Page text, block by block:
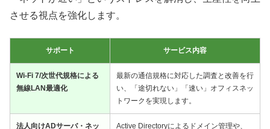
させる視点を強化します。
サポート サービス内容
Wi-Fi 7/次世代規格による
無線LAN最適化
最新の通信規格に対応した調査と改善を行
い、「途切れない」「速い」オフィスネッ
トワークを実現します。
法人向けADサーバ・ネッ
Active Directoryによるドメイン管理や、